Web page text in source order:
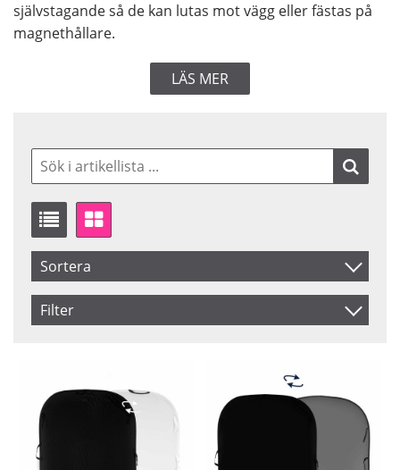
självstagande så de kan lutas mot vägg eller fästas på
magnethållare.
LÄS MER
Sortera
Artikelkod
Filter
1.50 x 2.10 m
1.80 x 2.10 m
Blue